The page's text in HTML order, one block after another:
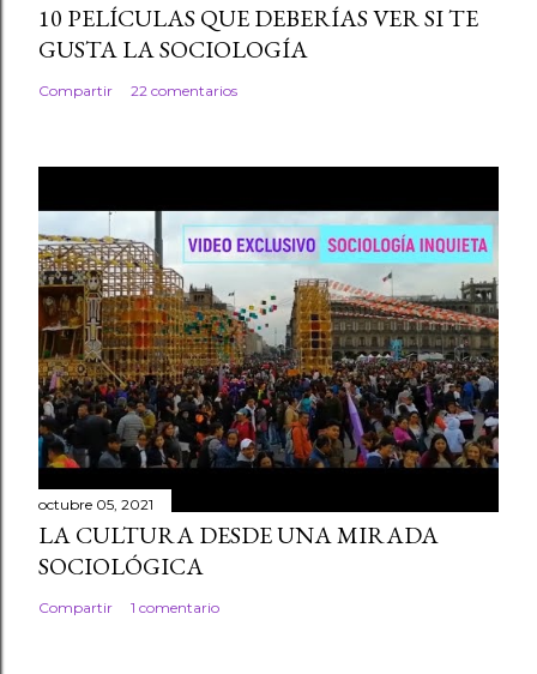
10 PELÍCULAS QUE DEBERÍAS VER SI TE
GUSTA LA SOCIOLOGÍA
Compartir 22 comentarios
octubre 05, 2021
LA CULTURA DESDE UNA MIRADA
SOCIOLÓGICA
Compartir 1 comentario